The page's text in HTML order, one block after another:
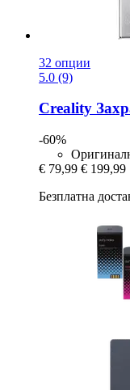
32 опции
5.0 (9)
Creality
-60%
€ 79,99 € 199,99
Безплатна